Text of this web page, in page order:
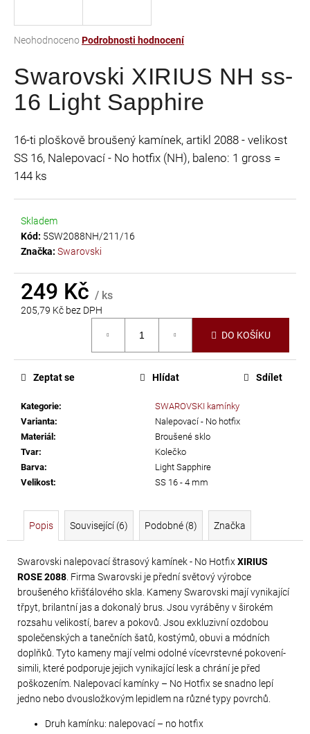
Průměrné
produktu
je
0,0
hvězdiček.
NeohodnocenoPodrobnosti hodnocení
Swarovski XIRIUS NH ss-
16 Light Sapphire
16-ti ploškově broušený kamínek, artikl 2088 - velikost
SS 16, Nalepovací - No hotfix (NH), baleno: 1 gross =
144 ks
Skladem
Kód: 5SW2088NH/211/16
Značka: Swarovski
249 Kč / ks
205,79 Kč bez DPH
DO KOŠÍKU
Kategorie:
SWAROVSKI kamínky
Varianta:
Nalepovací - No hotfix
Materiál:
Broušené sklo
Tvar:
Kolečko
Barva:
Light Sapphire
Velikost: SS 16 - 4 mm
Zeptat se Hlídat Sdílet
Popis Související (6) Podobné (8) Značka
Swarovski nalepovací štrasový kamínek - No HotfixXIRIUS
ROSE 2088 . Firma Swarovski je přední světový výrobce
broušeného křišťálového skla. Kameny Swarovski mají vynikající
třpyt, brilantní jas a dokonalý brus. Jsou vyráběny v širokém
rozsahu velikostí, barev a pokovů. Jsou exkluzivní ozdobou
společenských a tanečních šatů, kostýmů, obuvi a módních
doplňků. Tyto kameny mají velmi odolné vícevrstevné pokovení-
simili, které podporuje jejich vynikající lesk a chrání je před
poškozením. Nalepovací kamínky – No Hotfix se snadno lepí
jedno nebo dvousložkovým lepidlem na různé typy povrchů.
Druh kamínku: nalepovací – no hotfix
j
t
?
HLEDAT
D
o
p
u
e
m
TŘÁSNĚ
NEELASTICKÉ
BARBADOS
DÉLKA
CM
620
Kč